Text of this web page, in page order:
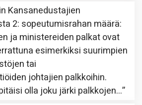
Kansanedustajien
2: sopeutumisrahan määrä:
ja ministereiden palkat ovat
esimerkiksi suurimpien
tai
johtajien palkkoihin.
olla joku järki palkkojen…”